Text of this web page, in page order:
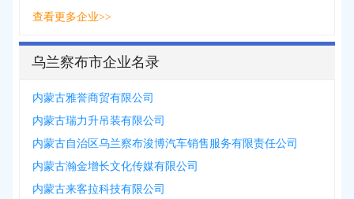
查看更多企业>>
乌兰察布市企业名录
内蒙古雅誉商贸有限公司
内蒙古瑞力升吊装有限公司
内蒙古自治区乌兰察布浚博汽车销售服务有限责任公司
内蒙古瀚金增长文化传媒有限公司
内蒙古来客拉科技有限公司